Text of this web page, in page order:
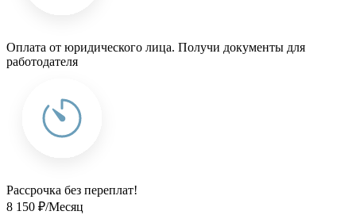
Оплата от юридического лица. Получи документы для
работодателя
Рассрочка без переплат!
8 150 ₽/Месяц